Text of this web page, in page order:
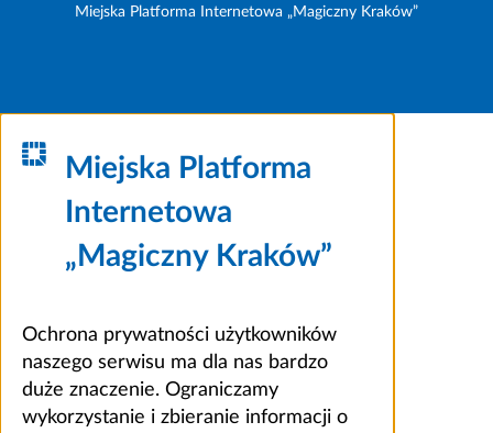
Miejska Platforma Internetowa „Magiczny Kraków”
Miejska Platforma
Internetowa
„Magiczny Kraków”
Ochrona prywatności użytkowników
naszego serwisu ma dla nas bardzo
duże znaczenie. Ograniczamy
wykorzystanie i zbieranie informacji o